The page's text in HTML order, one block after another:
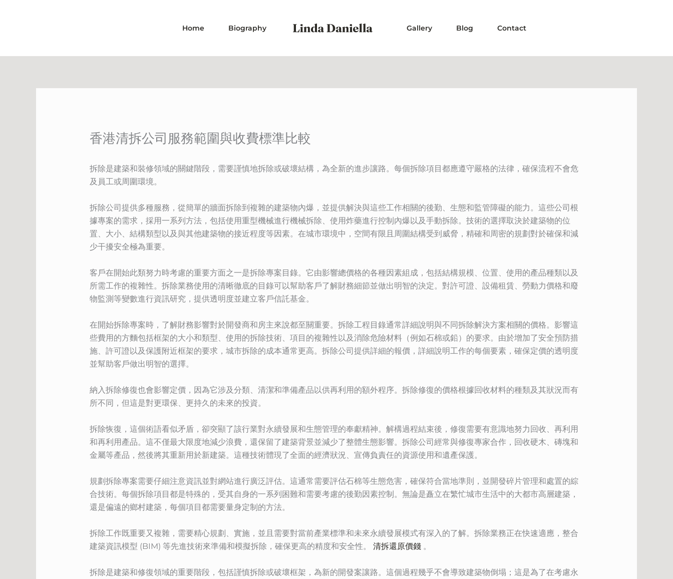
Home Biography Gallery Blog Contact
香港清拆公司服務範圍與收費標準比較
拆除是建築和裝修領域的關鍵階段，需要謹慎地拆除或破壞結構，為全新的進步讓路。每個拆除項目都應遵守嚴格的法律，確保流程不會危
及員工或周圍環境。
拆除公司提供多種服務，從簡單的牆面拆除到複雜的建築物內爆，並提供解決與這些工作相關的後勤、生態和監管障礙的能力。這些公司根
據專案的需求，採用一系列方法，包括使用重型機械進行機械拆除、使用炸藥進行控制內爆以及手動拆除。技術的選擇取決於建築物的位
置、大小、結構類型以及與其他建築物的接近程度等因素。在城市環境中，空間有限且周圍結構受到威脅，精確和周密的規劃對於確保和減
少干擾安全極為重要。
客戶在開始此類努力時考慮的重要方面之一是拆除專案目錄。它由影響總價格的各種因素組成，包括結構規模、位置、使用的產品種類以及
所需工作的複雜性。拆除業務使用的清晰徹底的目錄可以幫助客戶了解財務細節並做出明智的決定。對許可證、設備租賃、勞動力價格和廢
物監測等變數進行資訊研究，提供透明度並建立客戶信託基金。
在開始拆除專案時，了解財務影響對於開發商和房主來說都至關重要。拆除工程目錄通常詳細說明與不同拆除解決方案相關的價格。影響這
些費用的方麵包括框架的大小和類型、使用的拆除技術、項目的複雜性以及消除危險材料（例如石棉或鉛）的要求。由於增加了安全預防措
施、許可證以及保護附近框架的要求，城市拆除的成本通常更高。拆除公司提供詳細的報價，詳細說明工作的每個要素，確保定價的透明度
並幫助客戶做出明智的選擇。
納入拆除修復也會影響定價，因為它涉及分類、清潔和準備產品以供再利用的額外程序。拆除修復的價格根據回收材料的種類及其狀況而有
所不同，但這是對更環保、更持久的未來的投資。
拆除恢復，這個術語看似矛盾，卻突顯了該行業對永續發展和生態管理的奉獻精神。解構過程結束後，修復需要有意識地努力回收、再利用
和再利用產品。這不僅最大限度地減少浪費，還保留了建築背景並減少了整體生態影響。拆除公司經常與修復專家合作，回收硬木、磚塊和
金屬等產品，然後將其重新用於新建築。這種技術體現了全面的經濟狀況、宣傳負責任的資源使用和遺產保護。
規劃拆除專案需要仔細注意資訊並對網站進行廣泛評估。這通常需要評估石棉等生態危害，確保符合當地準則，並開發碎片管理和處置的綜
合技術。每個拆除項目都是特殊的，受其自身的一系列困難和需要考慮的後勤因素控制。無論是矗立在繁忙城市生活中的大都市高層建築，
還是偏遠的鄉村建築，每個項目都需要量身定制的方法。
拆除工作既重要又複雜，需要精心規劃、實施，並且需要對當前產業標準和未來永續發展模式有深入的了解。拆除業務正在快速適應，整合
建築資訊模型 (BIM) 等先進技術來準備和模擬拆除，確保更高的精度和安全性。 清拆還原價錢。
拆除是建築和修復領域的重要階段，包括謹慎拆除或破壞框架，為新的開發案讓路。這個過程幾乎不會導致建築物倒塌；這是為了在考慮永